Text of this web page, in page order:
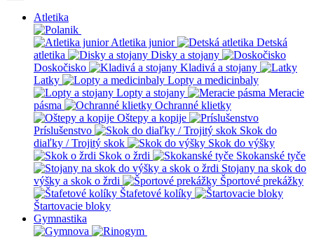
Atletika
Atletika junior
Detská
atletika
Disky a stojany
Doskočisko
Kladivá a stojany
Latky
Lopty a medicinbaly
Lopty a stojany
Meracie
pásma
Ochranné klietky
Oštepy a kopije
Príslušenstvo
Skok do
diaľky / Trojitý skok
Skok do výšky
Skok o žrdi
Skokanské tyče
Stojany na skok do
výšky a skok o žrdi
Športové prekážky
Štafetové kolíky
Štartovacie bloky
Gymnastika